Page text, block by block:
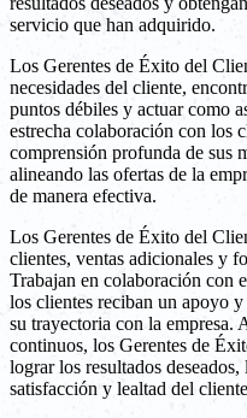
servicio que han adquirido.
Los Gerentes de Éxito del
necesidades del cliente,
puntos débiles y actuar como
estrecha colaboración con los
comprensión profunda de sus
alineando las ofertas de la
de manera efectiva.
Los Gerentes de Éxito del
clientes, ventas adicionales y
Trabajan en colaboración con
los clientes reciban un apoyo
su trayectoria con la
continuos, los Gerentes de
lograr los resultados
satisfacción y lealtad del